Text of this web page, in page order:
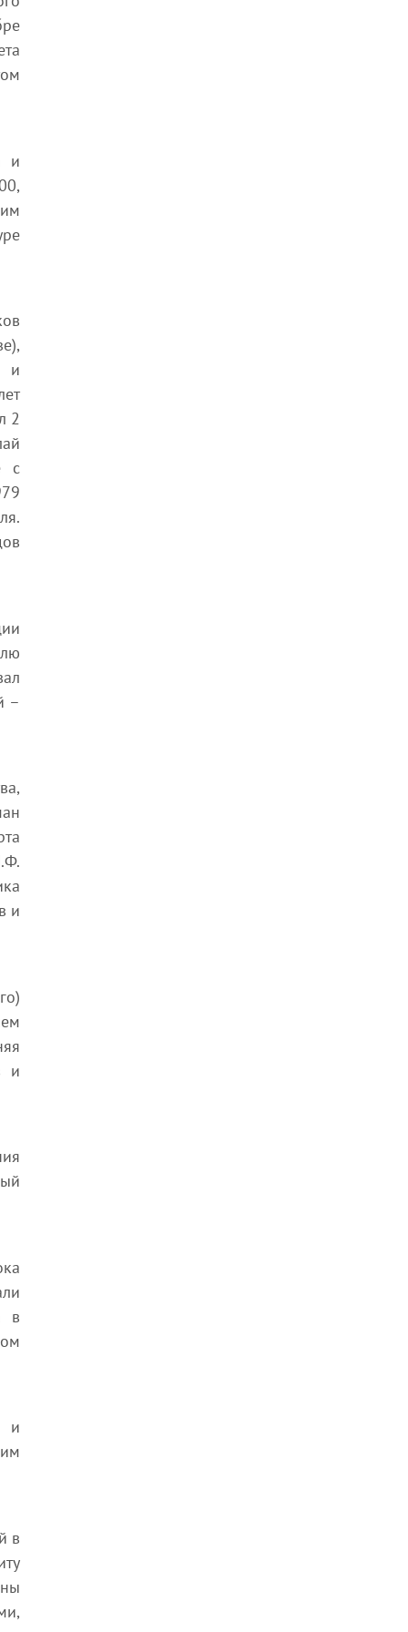
и
и
2
с
–
и
и
в
и
в